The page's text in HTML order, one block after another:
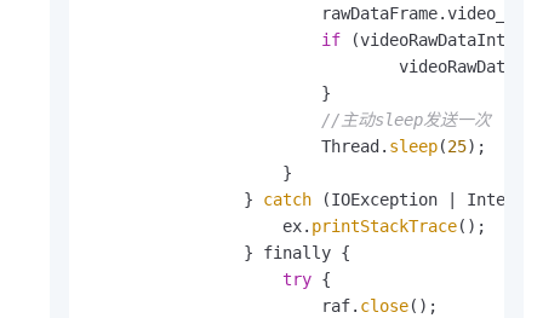
if
                        }
//主动sleep发送一次
                        Thread.
sleep(25);
                    }
                }
catch (IOException |
                    ex.
printStackTrace();
                } finally {
try {
                        raf.
close();